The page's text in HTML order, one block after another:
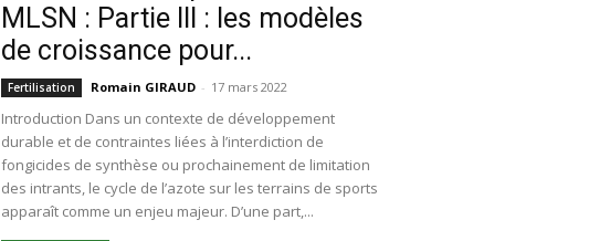
MLSN : Partie III : les modèles
de croissance pour...
Fertilisation Romain GIRAUD - 17 mars 2022
Introduction Dans un contexte de développement
durable et de contraintes liées à l’interdiction de
fongicides de synthèse ou prochainement de limitation
des intrants, le cycle de l’azote sur les terrains de sports
apparaît comme un enjeu majeur. D’une part,...